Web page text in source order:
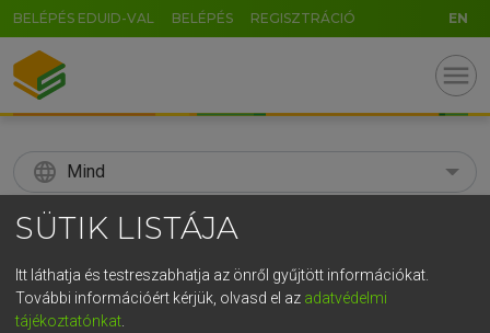
BELÉPÉS EDUID-VAL BELÉPÉS REGISZTRÁCIÓ EN
menu
language Mind
search
KERESÉS
SÜTIK LISTÁJA
Itt láthatja és testreszabhatja az önről gyűjtött információkat.
További információért kérjük, olvasd el az adatvédelmi
tájékoztatónkat
5 6 7 8 9 ö ü ó